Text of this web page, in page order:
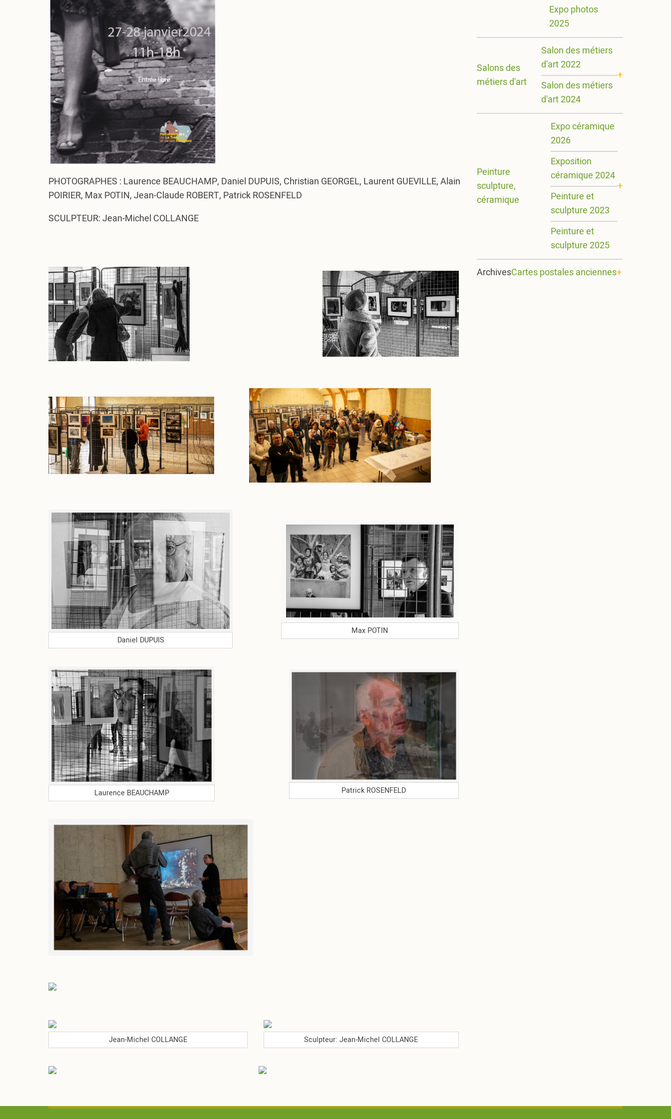
PHOTOGRAPHES : Laurence BEAUCHAMP, Daniel DUPUIS, Christian GEORGEL, Laurent GUEVILLE, Alain
POIRIER, Max POTIN, Jean-Claude ROBERT, Patrick ROSENFELD
SCULPTEUR: Jean-Michel COLLANGE
Daniel DUPUIS
Max POTIN
Laurence BEAUCHAMP Patrick ROSENFELD
Jean-Michel COLLANGE Sculpteur: Jean-Michel COLLANGE
Expo photos
2025
Salons des
métiers d'art
Salon des métiers
d'art 2022
Salon des métiers
d'art 2024
Peinture
sculpture,
céramique
Expo céramique
2026
Exposition
céramique 2024
Peinture et
sculpture 2023
Peinture et
sculpture 2025
ArchivesCartes postales anciennes